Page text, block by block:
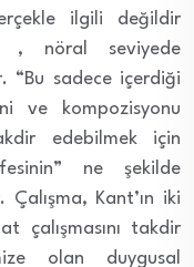
ilgili değildir
, nöral seviyede
“Bu sadece içerdiği
ve kompozisyonu
edebilmek için
ne şekilde
Kant’ın iki
çalışmasını takdir
olan duygusal